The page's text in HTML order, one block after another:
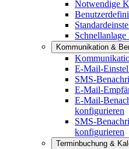
Notwendige
Kommunikation &
E-Mail-
SMS-
E-Mail-
E-Mail-
konfigurieren
SMS-
konfigurieren
Terminbuchung &